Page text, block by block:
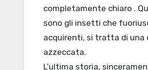
completamente chiaro .
sono gli insetti che
acquirenti, si tratta di una
azzeccata.
L’ultima storia,